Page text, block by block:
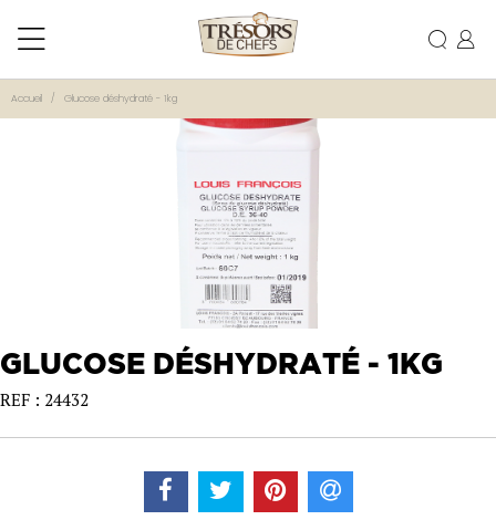
Accueil Glucose déshydraté - 1kg
GLUCOSE DÉSHYDRATÉ - 1KG
REF : 24432